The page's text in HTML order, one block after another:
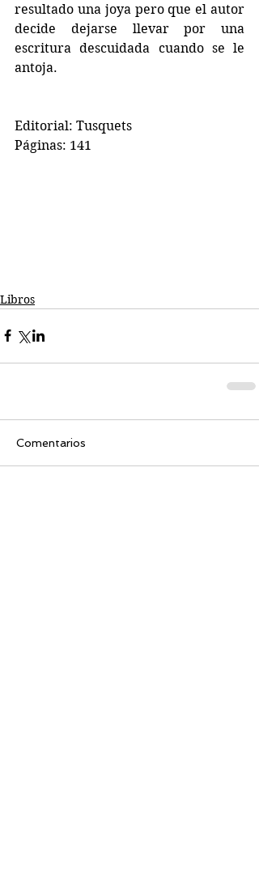
resultado una joya pero que el autor
decide dejarse llevar por una
escritura descuidada cuando se le
antoja.
Editorial: Tusquets
Páginas: 141
Libros
Comentarios